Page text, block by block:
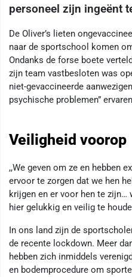
personeel zijn ingeënt
De Oliver’s lieten
naar de sportschool komen
Ondanks de forse boete
zijn team vastbesloten was
niet-gevaccineerde
psychische problemen”
Veiligheid voorop
,,We geven om ze en hebben
ervoor te zorgen dat we hen
krijgen en er voor hen te zijn…
hier gelukkig en veilig te
In ons land zijn de
de recente lockdown. Meer
hebben zich inmiddels
en bodemprocedure om